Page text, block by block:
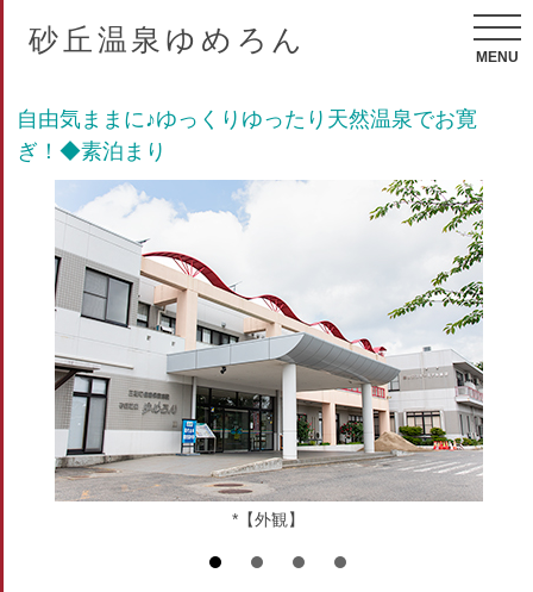
砂丘温泉ゆめろん
MENU
自由気ままに♪ゆっくりゆったり天然温泉でお寛
ぎ！◆素泊まり
*【外観】